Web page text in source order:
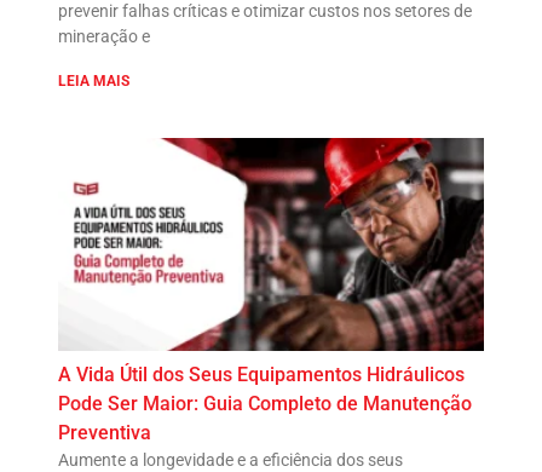
prevenir falhas críticas e otimizar custos nos setores de
mineração e
LEIA MAIS
A Vida Útil dos Seus Equipamentos Hidráulicos
Pode Ser Maior: Guia Completo de Manutenção
Preventiva
Aumente a longevidade e a eficiência dos seus